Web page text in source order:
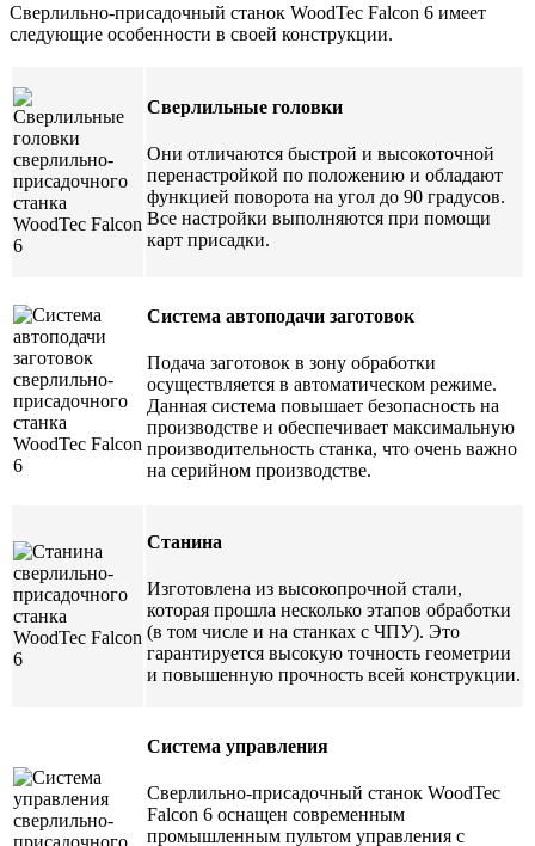
Сверлильно-присадочный станок WoodTec Falcon 6 имеет
следующие особенности в своей конструкции.
Сверлильные головки
Они отличаются быстрой и высокоточной
перенастройкой по положению и обладают
функцией поворота на угол до 90 градусов.
Все настройки выполняются при помощи
карт присадки.
Система автоподачи заготовок
Подача заготовок в зону обработки
осуществляется в автоматическом режиме.
Данная система повышает безопасность на
производстве и обеспечивает максимальную
производительность станка, что очень важно
на серийном производстве.
Станина
Изготовлена из высокопрочной стали,
которая прошла несколько этапов обработки
(в том числе и на станках с ЧПУ). Это
гарантируется высокую точность геометрии
и повышенную прочность всей конструкции.
Система управления
Сверлильно-присадочный станок WoodTec
Falcon 6 оснащен современным
промышленным пультом управления с